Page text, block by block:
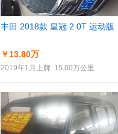
丰田 2018款 皇冠 2.0T 运动版
￥13.80万
2019年1月上牌 15.00万公里